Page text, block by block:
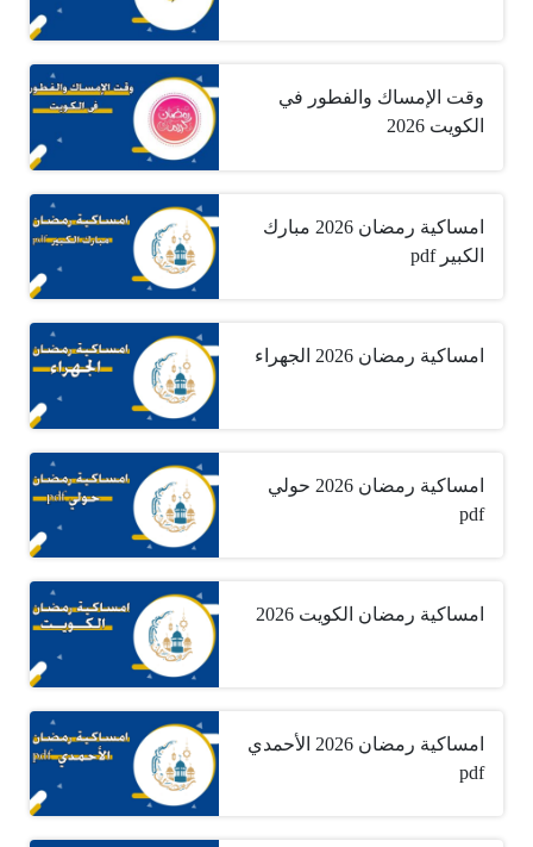
وقت الإمساك والفطور في
الكويت 2026
امساكية رمضان 2026 مبارك
الكبير pdf
امساكية رمضان 2026 الجهراء
امساكية رمضان 2026 حولي
pdf
امساكية رمضان الكويت 2026
امساكية رمضان 2026 الأحمدي
pdf